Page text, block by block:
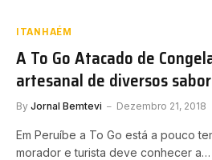
ITANHAÉM
A To Go Atacado de
artesanal de diversos
By Jornal Bemtevi Dezembro 21, 2018
Em Peruíbe a To Go está a pouco
morador e turista deve conhecer a…